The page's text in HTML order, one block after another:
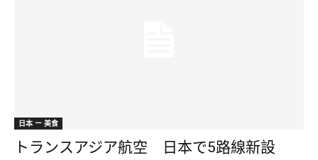
日本 ー 美食
トランスアジア航空 日本で5路線新設